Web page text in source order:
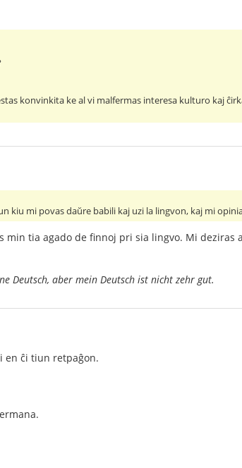
konvinkita ke al vi malfermas interesa kulturo kaj
kiu mi povas daŭre babili kaj uzi la lingvon, kaj mi
tia agado de finnoj pri sia lingvo. Mi deziras
Deutsch, aber mein Deutsch ist nicht zehr gut.
en ĉi tiun retpaĝon.